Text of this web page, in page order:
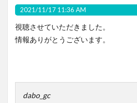
2021/11/17 11:36 AM
視聴させていただきました。
情報ありがとうございます。
dabo_gc